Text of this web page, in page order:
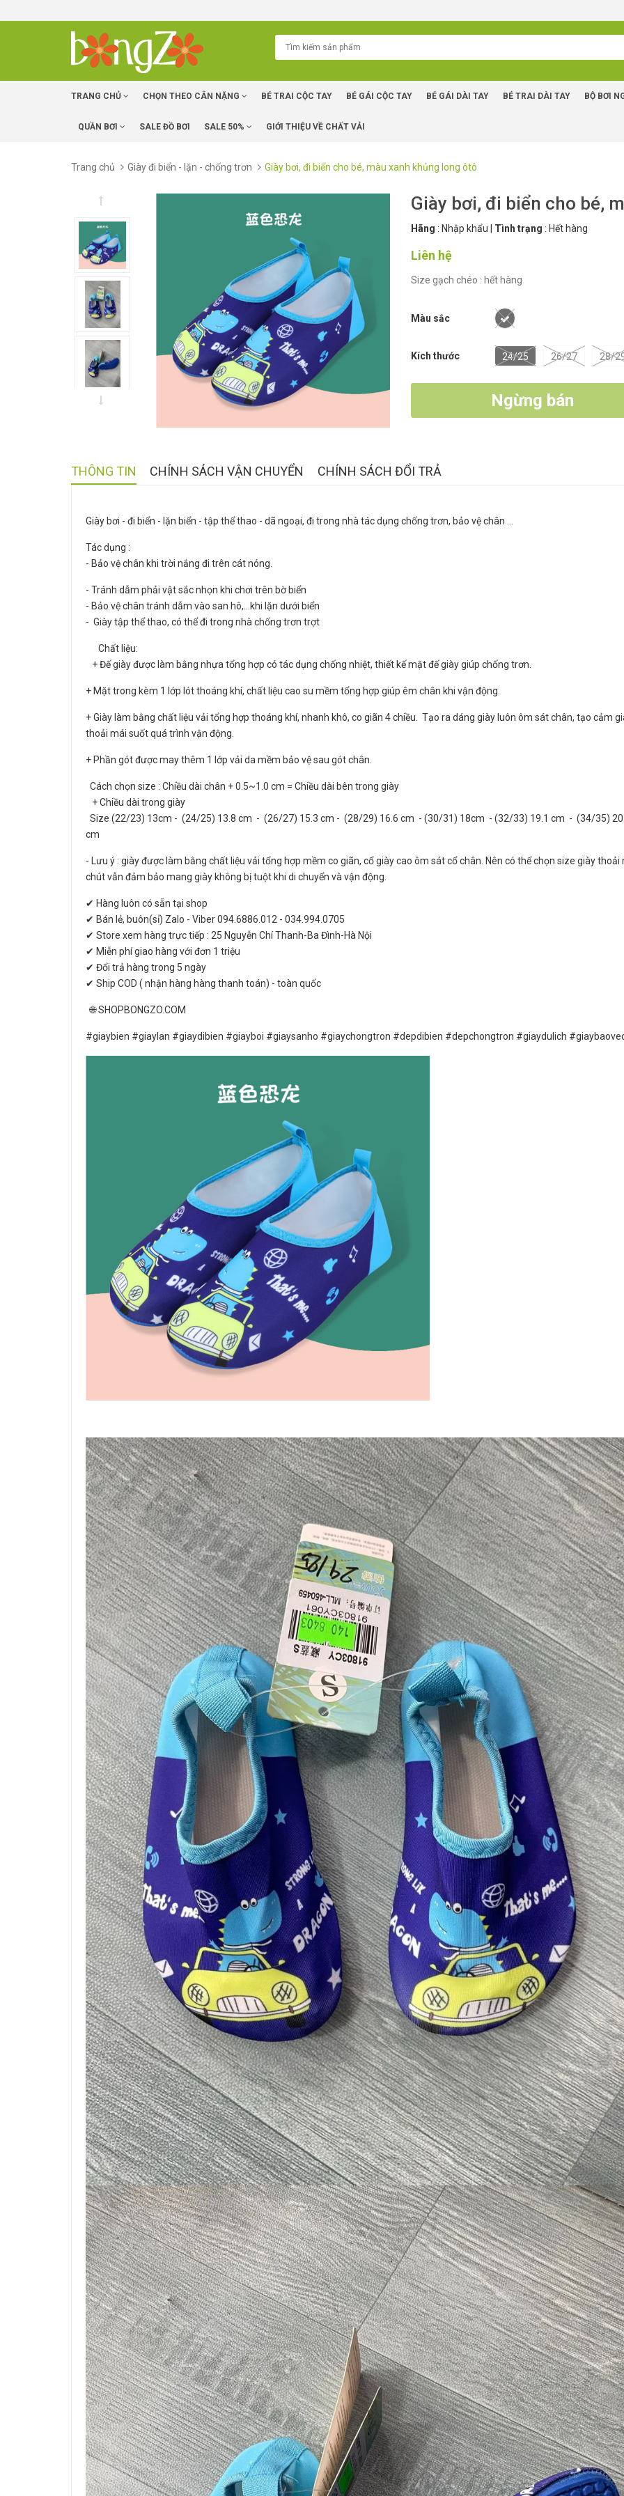
TRANG CHỦ CHỌN THEO CÂN NẶNG BÉ TRAI CỘC TAY BÉ GÁI CỘC TAY BÉ GÁI DÀI TAY BÉ TRAI DÀI TAY BỘ BƠI
QUẦN BƠI SALE ĐỒ BƠI SALE 50% GIỚI THIỆU VỀ CHẤT VẢI
Trang chủ Giày đi biển - lặn - chống trơn Giày bơi, đi biển cho bé, màu xanh khủng long ôtô
Giày bơi, đi biển cho bé,
Hãng : Nhập khẩu Tình trạng : Hết hàng
Liên hệ
Size gạch chéo : hết hàng
Màu sắc
Kích thước 24/25 26/27 28/
Ngừng bán
THÔNG TIN CHÍNH SÁCH VẬN CHUYỂN CHÍNH SÁCH ĐỔI TRẢ
Giày bơi - đi biển - lặn biển - tập thể thao - dã ngoại, đi trong nhà tác dụng chống trơn, bảo vệ chân ...
Tác dụng :
- Bảo vệ chân khi trời nắng đi trên cát nóng.
- Tránh dẫm phải vật sắc nhọn khi chơi trên bờ biển
- Bảo vệ chân tránh dẫm vào san hô,…khi lặn dưới biển
- Giày tập thể thao, có thể đi trong nhà chống trơn trợt
Chất liệu:
+ Đế giày được làm bằng nhựa tổng hợp có tác dụng chống nhiệt, thiết kế mặt đế giày giúp chống trơn.
+ Mặt trong kèm 1 lớp lót thoáng khí, chất liệu cao su mềm tổng hợp giúp êm chân khi vận động.
+ Giày làm bằng chất liệu vải tổng hợp thoáng khí, nhanh khô, co giãn 4 chiều. Tạo ra dáng giày luôn ôm sát chân, tạo cảm
thoải mái suốt quá trình vận động.
+ Phần gót được may thêm 1 lớp vải da mềm bảo vệ sau gót chân.
Cách chọn size : Chiều dài chân + 0.5~1.0 cm = Chiều dài bên trong giày
+ Chiều dài trong giày
Size (22/23) 13cm - (24/25) 13.8 cm - (26/27) 15.3 cm - (28/29) 16.6 cm - (30/31) 18cm - (32/33) 19.1 cm - (34/35)
cm
- Lưu ý : giày được làm bằng chất liệu vải tổng hợp mềm co giãn, cổ giày cao ôm sát cổ chân. Nên có thể chọn size giày thoải
chút vẫn đảm bảo mang giày không bị tuột khi di chuyển và vận động.
✔ Hàng luôn có sẵn tại shop
✔ Bán lẻ, buôn(sỉ) Zalo - Viber 094.6886.012 - 034.994.0705
✔ Store xem hàng trực tiếp : 25 Nguyễn Chí Thanh-Ba Đình-Hà Nội
✔ Miễn phí giao hàng với đơn 1 triệu
✔ Đổi trả hàng trong 5 ngày
✔ Ship COD ( nhận hàng hàng thanh toán) - toàn quốc
🌐 SHOPBONGZO.COM
#giaybien #giaylan #giaydibien #giayboi #giaysanho #giaychongtron #depdibien #depchongtron #giaydulich